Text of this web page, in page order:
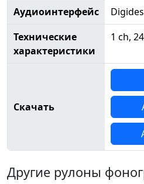
Аудиоинтерфейс
Технические
характеристики
1 ch,
Скачать
Другие рулоны